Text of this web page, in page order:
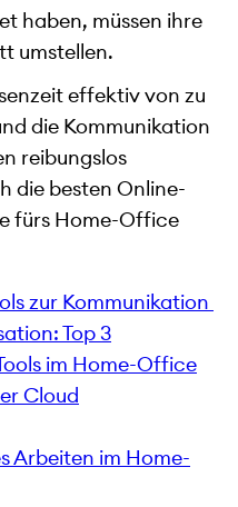
haben, müssen ihre
umstellen.
effektiv von zu
die Kommunikation
reibungslos
die besten Online-
fürs Home-Office
zur Kommunikation
Top 3
im Home-Office
Cloud
Arbeiten im Home-